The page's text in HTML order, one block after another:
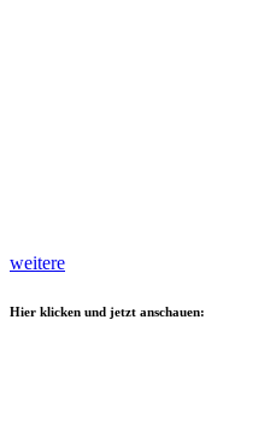
weitere
Hier klicken und jetzt anschauen: